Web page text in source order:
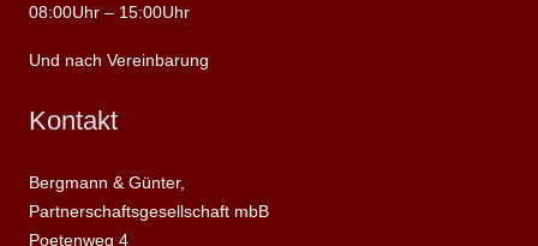
08:00Uhr – 15:00Uhr
Und nach Vereinbarung
Kontakt
Bergmann & Günter,
Partnerschaftsgesellschaft mbB
Poetenweg 4